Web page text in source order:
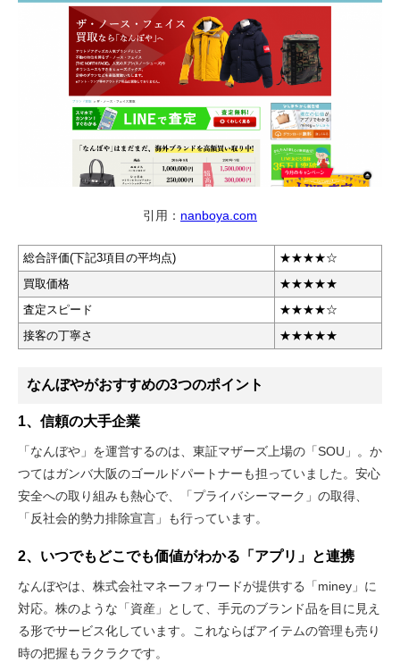
引用： nanboya.com
総合評価(下記3項目の平均点)
★★★★☆
買取価格
★★★★★
査定スピード
★★★★☆
接客の丁寧さ
★★★★★
なんぼやがおすすめの3つのポイント
1、信頼の大手企業
「なんぼや」を運営するのは、東証マザーズ上場の「SOU」。か
つてはガンバ大阪のゴールドパートナーも担っていました。安心
安全への取り組みも熱心で、「プライバシーマーク」の取得、
「反社会的勢力排除宣言」も行っています。
2、いつでもどこでも価値がわかる「アプリ」と連携
なんぼやは、株式会社マネーフォワードが提供する「miney」に
対応。株のような「資産」として、手元のブランド品を目に見え
る形でサービス化しています。これならばアイテムの管理も売り
時の把握もラクラクです。